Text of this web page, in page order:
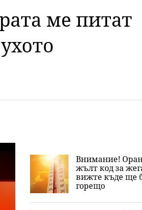
ме питат
Внимание!
жълт код за
вижте къде ще
горещо